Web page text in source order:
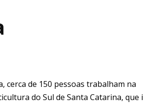
cerca de 150 pessoas trabalham na
do Sul de Santa Catarina, que